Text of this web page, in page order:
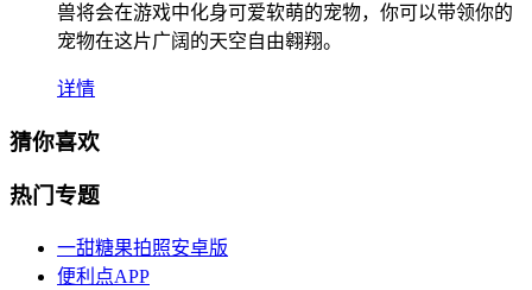
兽将会在游戏中化身可爱软萌的宠物，你可以带领你的
宠物在这片广阔的天空自由翱翔。
详情
猜你喜欢
热门专题
一甜糖果拍照安卓版
便利点APP